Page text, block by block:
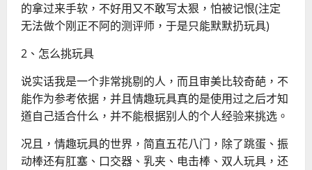
的拿过来手软，不好用又不敢写太狠，怕被记恨(注定
无法做个刚正不阿的测评师，于是只能默默扔玩具)
2、怎么挑玩具
说实话我是一个非常挑剔的人，而且审美比较奇葩，不
能作为参考依据，并且情趣玩具真的是使用过之后才知
道自己适合什么，并不能根据别人的个人经验来挑选。
况且，情趣玩具的世界，简直五花八门，除了跳蛋、振
动棒还有肛塞、口交器、乳夹、电击棒、双人玩具，还